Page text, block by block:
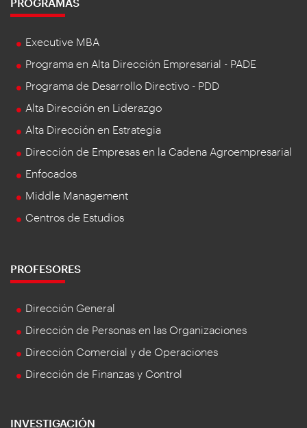
PROGRAMAS
Executive MBA
Programa en Alta Dirección Empresarial - PADE
Programa de Desarrollo Directivo - PDD
Alta Dirección en Liderazgo
Alta Dirección en Estrategia
Dirección de Empresas en la Cadena Agroempresarial
Enfocados
Middle Management
Centros de Estudios
PROFESORES
Dirección General
Dirección de Personas en las Organizaciones
Dirección Comercial y de Operaciones
Dirección de Finanzas y Control
INVESTIGACIÓN